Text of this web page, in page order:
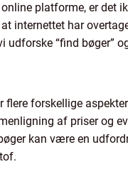
platforme, er det
internettet har
“find bøger”
forskellige
af priser og
kan være en